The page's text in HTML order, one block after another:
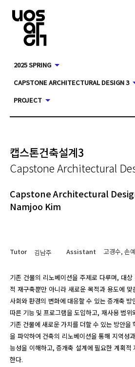
2025 SPRING
CAPSTONE ARCHITECTURAL DESIGN 3
PROJECT
캡스톤건축설계3
Capstone Architectural
Capstone Architectural
Namjoo Kim
Tutor 김남주 Assistant 고경수, 손
기존 건물의 리노베이션을 주제로 다루며, 대
적 재구축뿐만 아니라 새로운 목적과 용도에
사회와 환경의 변화에 대응할 수 있는 증개축
따른 기능 및 프로그램을 도입하고, 재사용 범
기존 건물에 새로운 가치를 더할 수 있는 방안을
을 파악하여 건축의 리노베이션을 통해 지역성
능성을 이해하고, 증개축 설계에 필요한 계획적
한다.